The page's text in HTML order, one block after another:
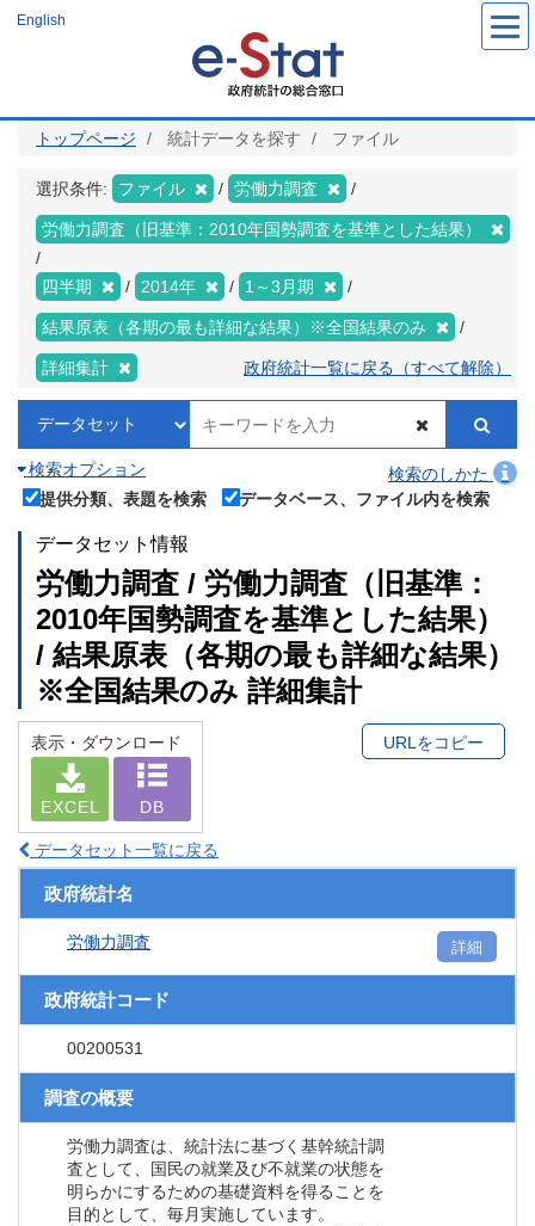
ツ
English
トップページ 統計データを探す ファイル
選択条件: ファイル 労働力調査
労働力調査（旧基準：2010年国勢調査を基準とした結果）
四半期 2014年 1～3月期
結果原表（各期の最も詳細な結果）※全国結果のみ
詳細集計 政府統計一覧に戻る（すべて解除）
検索オプション
検索のしかた
提供分類、表題を検索
データベース、ファイル内を検索
データセット情報
労働力調査 / 労働力調査（旧基準：
2010年国勢調査を基準とした結果）
/ 結果原表（各期の最も詳細な結果）
※全国結果のみ 詳細集計
表示・ダウンロード
EXCEL DB
URLをコピー
データセット一覧に戻る
政府統計名
労働力調査 詳細
政府統計コード
00200531
調査の概要
労働力調査は、統計法に基づく基幹統計調
査として、国民の就業及び不就業の状態を
明らかにするための基礎資料を得ることを
目的として、毎月実施しています。